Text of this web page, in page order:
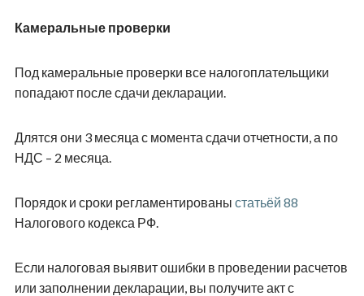
Камеральные проверки
Под камеральные проверки все налогоплательщики
попадают после сдачи декларации.
Длятся они 3 месяца с момента сдачи отчетности, а по
НДС – 2 месяца.
Порядок и сроки регламентированы статьёй 88
Налогового кодекса РФ.
Если налоговая выявит ошибки в проведении расчетов
или заполнении декларации, вы получите акт с